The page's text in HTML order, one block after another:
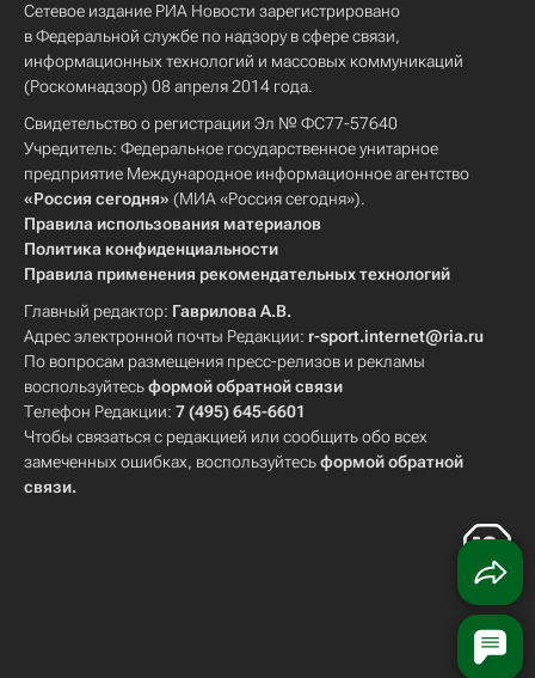
Сетевое издание РИА Новости зарегистрировано
в Федеральной службе по надзору в сфере связи,
информационных технологий и массовых коммуникаций
(Роскомнадзор) 08 апреля 2014 года.
Свидетельство о регистрации Эл № ФС77-57640
Учредитель: Федеральное государственное унитарное
предприятие Международное информационное агентство
«Россия сегодня» (МИА «Россия сегодня»).
Правила использования материалов
Политика конфиденциальности
Правила применения рекомендательных технологий
Главный редактор: Гаврилова А.В.
Адрес электронной почты Редакции: r-sport.internet@ria.ru
По вопросам размещения пресс-релизов и рекламы
воспользуйтесьформой обратной связи
Телефон Редакции: 7 (495) 645-6601
Чтобы связаться с редакцией или сообщить обо всех
замеченных ошибках, воспользуйтесьформой обратной
связи.